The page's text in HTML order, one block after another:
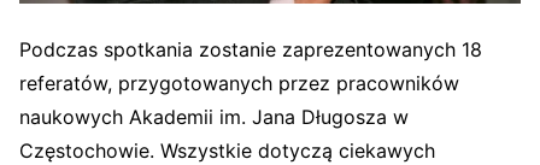
Podczas spotkania zostanie zaprezentowanych 18
referatów, przygotowanych przez pracowników
naukowych Akademii im. Jana Długosza w
Częstochowie. Wszystkie dotyczą ciekawych